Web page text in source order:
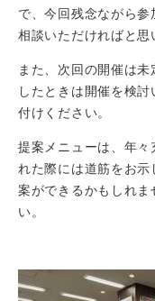
で、今回残念ながら
相談いただければと思
また、次回の開催は
したときは開催を検
付けください。
提案メニューは、年々
れた際には道筋をお
案ができるかもしれま
い。